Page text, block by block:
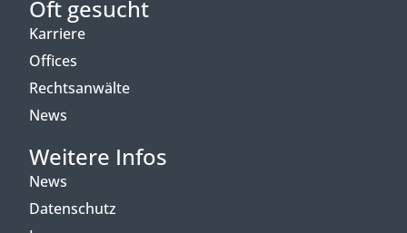
Oft gesucht
Karriere
Offices
Rechtsanwälte
News
Weitere Infos
News
Datenschutz